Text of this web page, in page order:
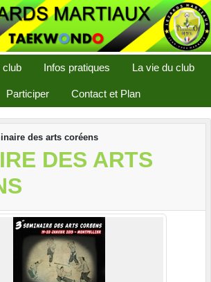
club Infos pratiques La vie du club
Participer Contact et Plan
des arts coréens
DES ARTS
des cookies